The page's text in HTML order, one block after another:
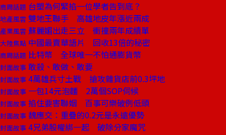
商周話題 台塑為何緊掐一位學者告到底？
地產風雲 雙地王聯手 高雄地皮年漲近兩成
產業風雲 蘇麗媚出走三立 衝撞兩年成績單
大陸焦點 中國最賣華語片 回收13倍的秘密
商周話題 比特幣 全球唯一不怕通膨貨幣
封面故事 敢殺、敢做、敢要
封面故事 4萬雄兵寸土戰 搶攻雜貨店前0.3坪地
封面故事 一包14元泡麵 2萬個SOP伺候
封面故事 掐住要害聯姻 百事可樂破例低頭
封面故事 魏應交：重疊的0.2元是永遠優勢
封面故事 4兄弟股權綁一起 破除分家魔咒